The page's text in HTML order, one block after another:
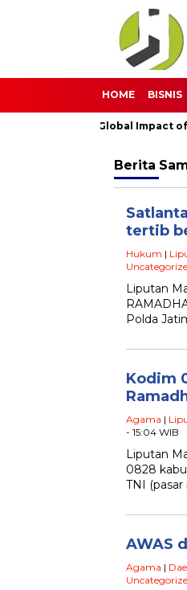
HOME BISNIS
The Global Impact of the
Berita
tertib
Hukum |
Liputan
Polda
Kodim
Agama |
- 15:04 WIB
Liputan
0828
TNI
AWAS
Agama |